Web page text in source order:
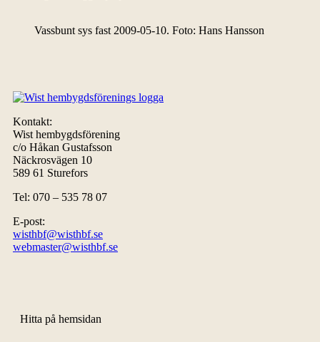
Vassbunt sys fast 2009-05-10. Foto: Hans Hansson
Kontakt:
Wist hembygdsförening
c/o Håkan Gustafsson
Näckrosvägen 10
589 61 Sturefors
Tel: 070 – 535 78 07
E-post:
wisthbf@wisthbf.se
webmaster@wisthbf.se
Hitta på hemsidan